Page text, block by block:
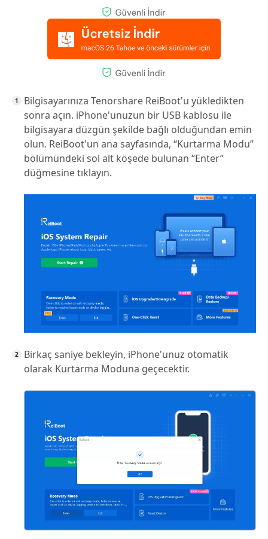
Bilgisayarınıza Tenorshare ReiBoot'u yükledikten
sonra açın. iPhone'unuzun bir USB kablosu ile
bilgisayara düzgün şekilde bağlı olduğundan emin
olun. ReiBoot'un ana sayfasında, “Kurtarma Modu”
bölümündeki sol alt köşede bulunan “Enter”
düğmesine tıklayın.
Birkaç saniye bekleyin, iPhone'unuz otomatik
olarak Kurtarma Moduna geçecektir.